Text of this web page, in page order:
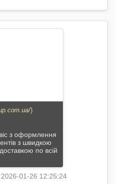
для всіх послуг./
)
з оформлення
з швидкою
по всій
01-26 12:25:24